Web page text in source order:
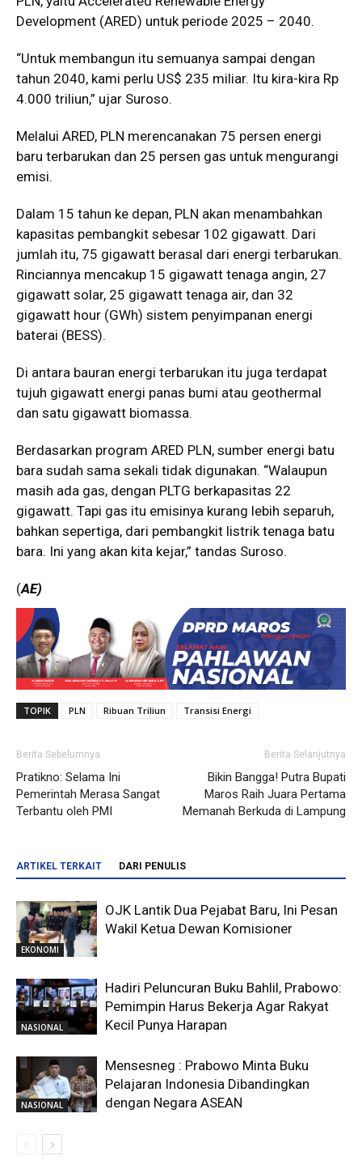
Development (ARED) untuk periode 2025 – 2040.
“Untuk membangun itu semuanya sampai dengan
tahun 2040, kami perlu US$ 235 miliar. Itu kira-kira Rp
4.000 triliun,” ujar Suroso.
Melalui ARED, PLN merencanakan 75 persen energi
baru terbarukan dan 25 persen gas untuk mengurangi
emisi.
Dalam 15 tahun ke depan, PLN akan menambahkan
kapasitas pembangkit sebesar 102 gigawatt. Dari
jumlah itu, 75 gigawatt berasal dari energi terbarukan.
Rinciannya mencakup 15 gigawatt tenaga angin, 27
gigawatt solar, 25 gigawatt tenaga air, dan 32
gigawatt hour (GWh) sistem penyimpanan energi
baterai (BESS).
Di antara bauran energi terbarukan itu juga terdapat
tujuh gigawatt energi panas bumi atau geothermal
dan satu gigawatt biomassa.
Berdasarkan program ARED PLN, sumber energi batu
bara sudah sama sekali tidak digunakan. “Walaupun
masih ada gas, dengan PLTG berkapasitas 22
gigawatt. Tapi gas itu emisinya kurang lebih separuh,
bahkan sepertiga, dari pembangkit listrik tenaga batu
bara. Ini yang akan kita kejar,” tandas Suroso.
(AE)
TOPIK PLN Ribuan Triliun Transisi Energi
Berita Sebelumnya
Pratikno: Selama Ini
Pemerintah Merasa Sangat
Terbantu oleh PMI
Berita Selanjutnya
Bikin Bangga! Putra Bupati
Maros Raih Juara Pertama
Memanah Berkuda di Lampung
ARTIKEL TERKAIT DARI PENULIS
EKONOMI
OJK Lantik Dua Pejabat Baru, Ini Pesan
Wakil Ketua Dewan Komisioner
NASIONAL
Hadiri Peluncuran Buku Bahlil, Prabowo:
Pemimpin Harus Bekerja Agar Rakyat
Kecil Punya Harapan
NASIONAL
Mensesneg : Prabowo Minta Buku
Pelajaran Indonesia Dibandingkan
dengan Negara ASEAN